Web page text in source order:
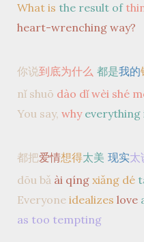
What is the result of
heart-wrenching way?
你说到底为什么 都是我的
nǐ shuō dào dǐ wèi shé
You say, why everything
都把爱情想得太美 现实太
dōu bǎ ài qíng xiǎng dé
Everyoneidealizes love
as too tempting